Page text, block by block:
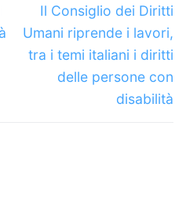
Articolo
successivo:
Il Consiglio dei Diritti
Umani riprende i lavori,
tra i temi italiani i diritti
delle persone con
disabilità